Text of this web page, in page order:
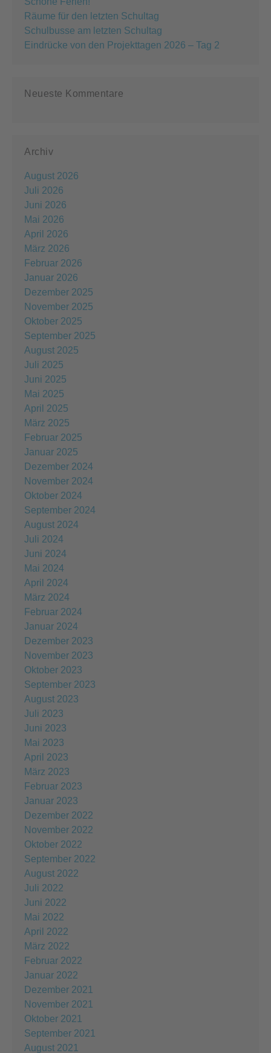
Räume für den letzten Schultag
Schulbusse am letzten Schultag
Eindrücke von den Projekttagen 2026 – Tag 2
Neueste Kommentare
Archiv
August 2026
Juli 2026
Juni 2026
Mai 2026
April 2026
März 2026
Februar 2026
Januar 2026
Dezember 2025
November 2025
Oktober 2025
September 2025
August 2025
Juli 2025
Juni 2025
Mai 2025
April 2025
März 2025
Februar 2025
Januar 2025
Dezember 2024
November 2024
Oktober 2024
September 2024
August 2024
Juli 2024
Juni 2024
Mai 2024
April 2024
März 2024
Februar 2024
Januar 2024
Dezember 2023
November 2023
Oktober 2023
September 2023
August 2023
Juli 2023
Juni 2023
Mai 2023
April 2023
März 2023
Februar 2023
Januar 2023
Dezember 2022
November 2022
Oktober 2022
September 2022
August 2022
Juli 2022
Juni 2022
Mai 2022
April 2022
März 2022
Februar 2022
Januar 2022
Dezember 2021
November 2021
Oktober 2021
September 2021
August 2021